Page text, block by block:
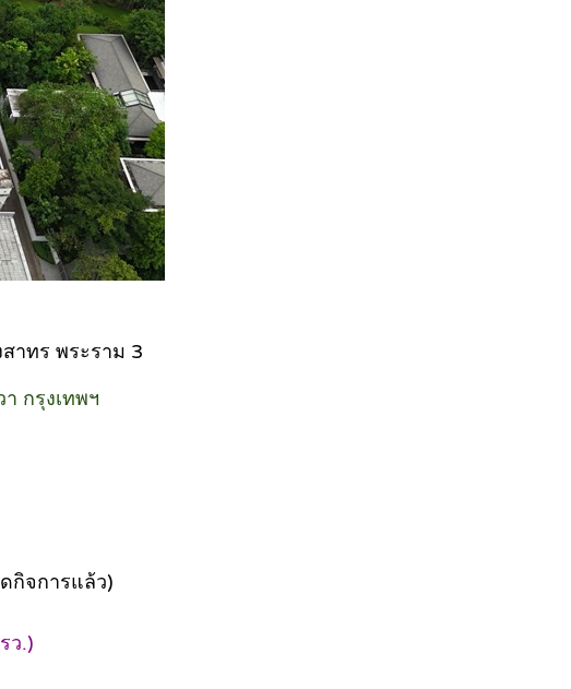
าทร พระราม 3
กรุงเทพฯ
กิจการแล้ว)
ว.)